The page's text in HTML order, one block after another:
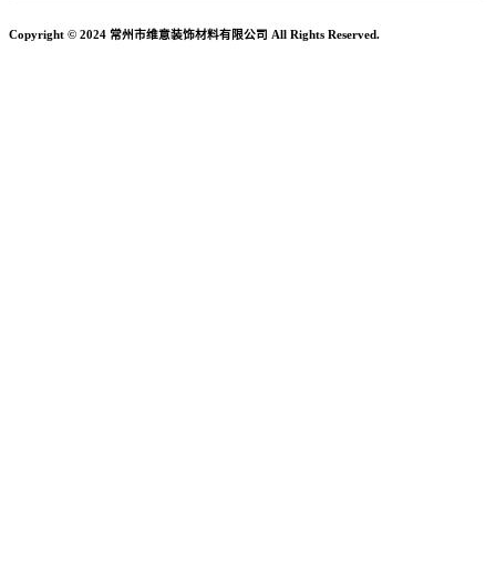
Copyright © 2024 常州市维意装饰材料有限公司 All Rights Reserved.